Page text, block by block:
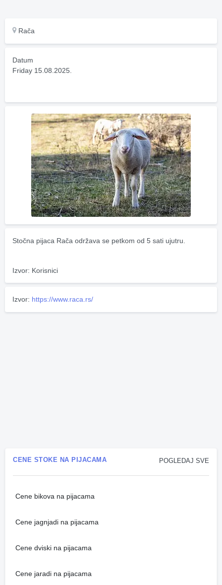
Rača
Datum
Friday 15.08.2025.
Stočna pijaca Rača održava se petkom od 5 sati ujutru.
Izvor: Korisnici
Izvor: https://www.raca.rs/
POGLEDAJ SVE
CENE STOKE NA PIJACAMA
Cene bikova na pijacama
Cene jagnjadi na pijacama
Cene dviski na pijacama
Cene jaradi na pijacama